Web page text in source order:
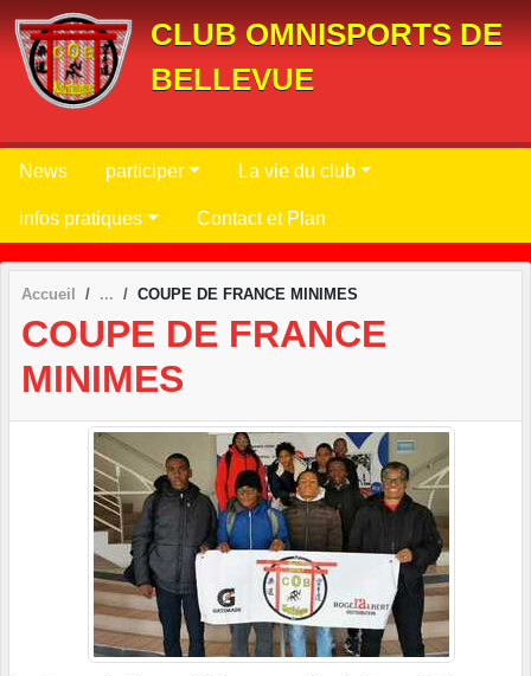
CLUB OMNISPORTS DE
BELLEVUE
News participer La vie du club
infos pratiques Contact et Plan
Accueil COUPE DE FRANCE MINIMES
COUPE DE FRANCE
MINIMES
Panneau de gestion des cookies